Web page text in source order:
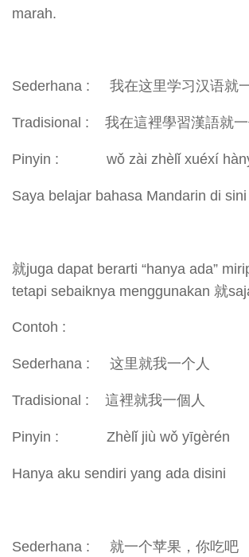
marah.
Sederhana : 我在这里学习汉语就
Tradisional : 我在這裡學習漢語就一
Pinyin : wǒ zài zhèlǐ xuéxí
Saya belajar bahasa Mandarin di
就juga dapat berarti “hanya ada”
tetapi sebaiknya menggunakan 就
Contoh :
Sederhana : 这里就我一个人
Tradisional : 這裡就我一個人
Pinyin : Zhèlǐ jiù wǒ yīgèrén
Hanya aku sendiri yang ada disini
Sederhana : 就一个苹果，你吃吧